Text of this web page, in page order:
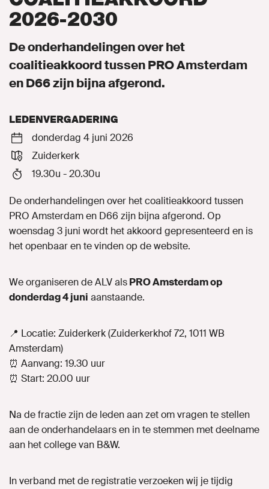
2026-2030
De onderhandelingen over het
coalitieakkoord tussen PRO Amsterdam
en D66 zijn bijna afgerond.
LEDENVERGADERING
donderdag 4 juni 2026
Zuiderkerk
19.30u - 20.30u
De onderhandelingen over het coalitieakkoord tussen
PRO Amsterdam en D66 zijn bijna afgerond. Op
woensdag 3 juni wordt het akkoord gepresenteerd en is
het openbaar en te vinden op de website.
We organiseren de ALV alsPRO Amsterdam op
donderdag 4 juni aanstaande.
📍 Locatie: Zuiderkerk (Zuiderkerkhof 72, 1011 WB
Amsterdam)
⏰ Aanvang: 19.30 uur
⏰ Start: 20.00 uur
Na de fractie zijn de leden aan zet om vragen te stellen
aan de onderhandelaars en in te stemmen met deelname
aan het college van B&W.
In verband met de registratie verzoeken wij je tijdig
Gemeenteraadsverkiezingen 2026
Naar GroenLinks.nl
MIJN GROENLINKS
ENGLISH